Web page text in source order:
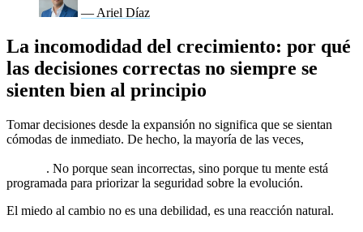
— Ariel Díaz
La incomodidad del crecimiento: por qué
las decisiones correctas no siempre se
sienten bien al principio
Tomar decisiones desde la expansión no significa que se sientan
cómodas de inmediato. De hecho, la mayoría de las veces,
. No porque sean incorrectas, sino porque tu mente está
programada para priorizar la seguridad sobre la evolución.
El miedo al cambio no es una debilidad, es una reacción natural.